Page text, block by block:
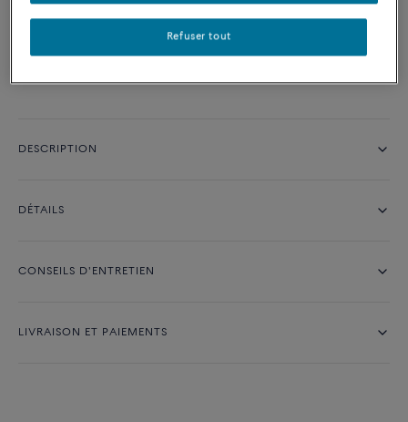
AJOUTER AU PANIER
Contactez-nous pour toute question sur les tailles
DESCRIPTION
DÉTAILS
CONSEILS D'ENTRETIEN
LIVRAISON ET PAIEMENTS
Refuser tout